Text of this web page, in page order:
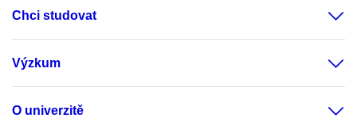
Chci studovat
Výzkum
O univerzitě